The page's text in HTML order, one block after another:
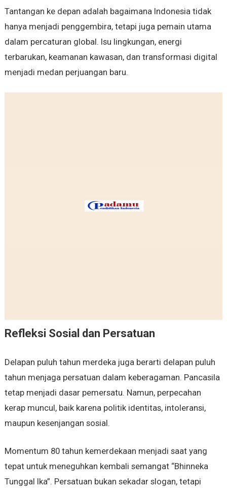
Tantangan ke depan adalah bagaimana Indonesia tidak
hanya menjadi penggembira, tetapi juga pemain utama
dalam percaturan global. Isu lingkungan, energi
terbarukan, keamanan kawasan, dan transformasi digital
menjadi medan perjuangan baru.
Refleksi Sosial dan Persatuan
Delapan puluh tahun merdeka juga berarti delapan puluh
tahun menjaga persatuan dalam keberagaman. Pancasila
tetap menjadi dasar pemersatu. Namun, perpecahan
kerap muncul, baik karena politik identitas, intoleransi,
maupun kesenjangan sosial.
Momentum 80 tahun kemerdekaan menjadi saat yang
tepat untuk meneguhkan kembali semangat “Bhinneka
Tunggal Ika”. Persatuan bukan sekadar slogan, tetapi